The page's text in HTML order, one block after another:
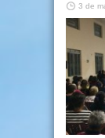
3 de